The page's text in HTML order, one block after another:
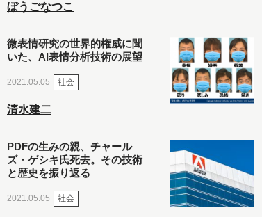
ぼうごなつこ
微表情研究の世界的権威に聞
いた、AI表情分析技術の展望
2021.05.05 社会
清水建二
PDFの生みの親、チャール
ズ・ゲシキ氏死去。その技術
と歴史を振り返る
2021.05.05 社会